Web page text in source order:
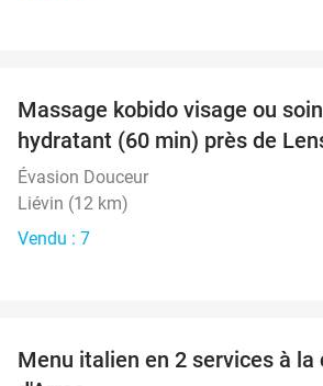
Massage kobido visage ou
hydratant (60 min) près de
Évasion Douceur
Liévin (12 km)
Vendu : 7
Menu italien en 2 services à